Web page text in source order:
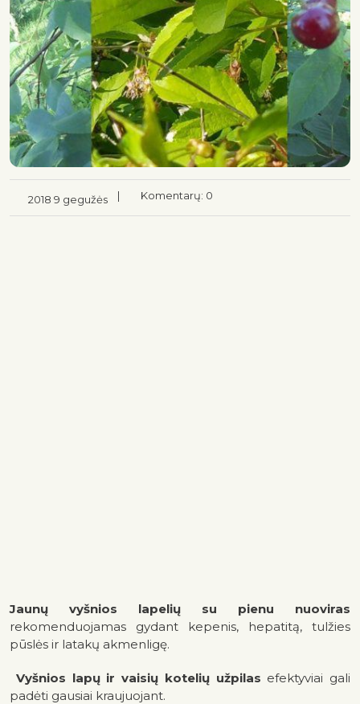
2018 9 gegužės | Komentarų: 0
Jaunų vyšnios lapelių su pienu nuoviras
rekomenduojamas gydant kepenis, hepatitą, tulžies
pūslės ir latakų akmenligę.
Vyšnios lapų ir vaisių kotelių užpilas efektyviai gali
padėti gausiai kraujuojant.